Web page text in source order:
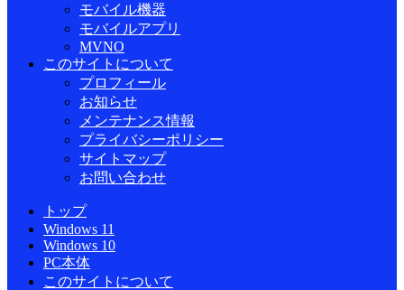
モバイル機器
モバイルアプリ
MVNO
このサイトについて
プロフィール
お知らせ
メンテナンス情報
プライバシーポリシー
サイトマップ
お問い合わせ
トップ
Windows 11
Windows 10
PC本体
このサイトについて